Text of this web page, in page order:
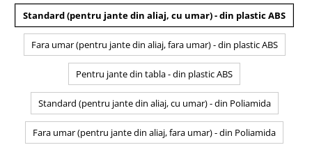
Standard (pentru jante din aliaj, cu umar) - din plastic ABS
Fara umar (pentru jante din aliaj, fara umar) - din plastic ABS
Pentru jante din tabla - din plastic ABS
Standard (pentru jante din aliaj, cu umar) - din Poliamida
Fara umar (pentru jante din aliaj, fara umar) - din Poliamida